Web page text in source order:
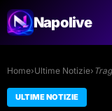
Napolive
Home›Ultime Notizie›
ULTIME NOTIZIE